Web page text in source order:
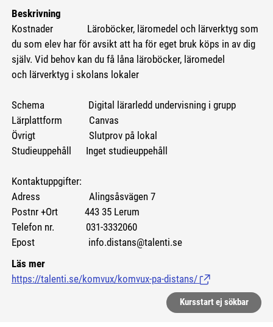
Beskrivning
Kostnader Läroböcker, läromedel och lärverktyg som
du som elev har för avsikt att ha för eget bruk köps in av dig
själv. Vid behov kan du få låna läroböcker, läromedel
och lärverktyg i skolans lokaler
Schema Digital lärarledd undervisning i grupp
Lärplattform Canvas
Övrigt Slutprov på lokal
Studieuppehåll Inget studieuppehåll
Kontaktuppgifter:
Adress Alingsåsvägen 7
Postnr +Ort 443 35 Lerum
Telefon nr. 031-3332060
Epost info.distans@talenti.se
Läs mer
https://talenti.se/komvux/komvux-pa-distans/ (Länk till extern
Kursstart ej sökbar